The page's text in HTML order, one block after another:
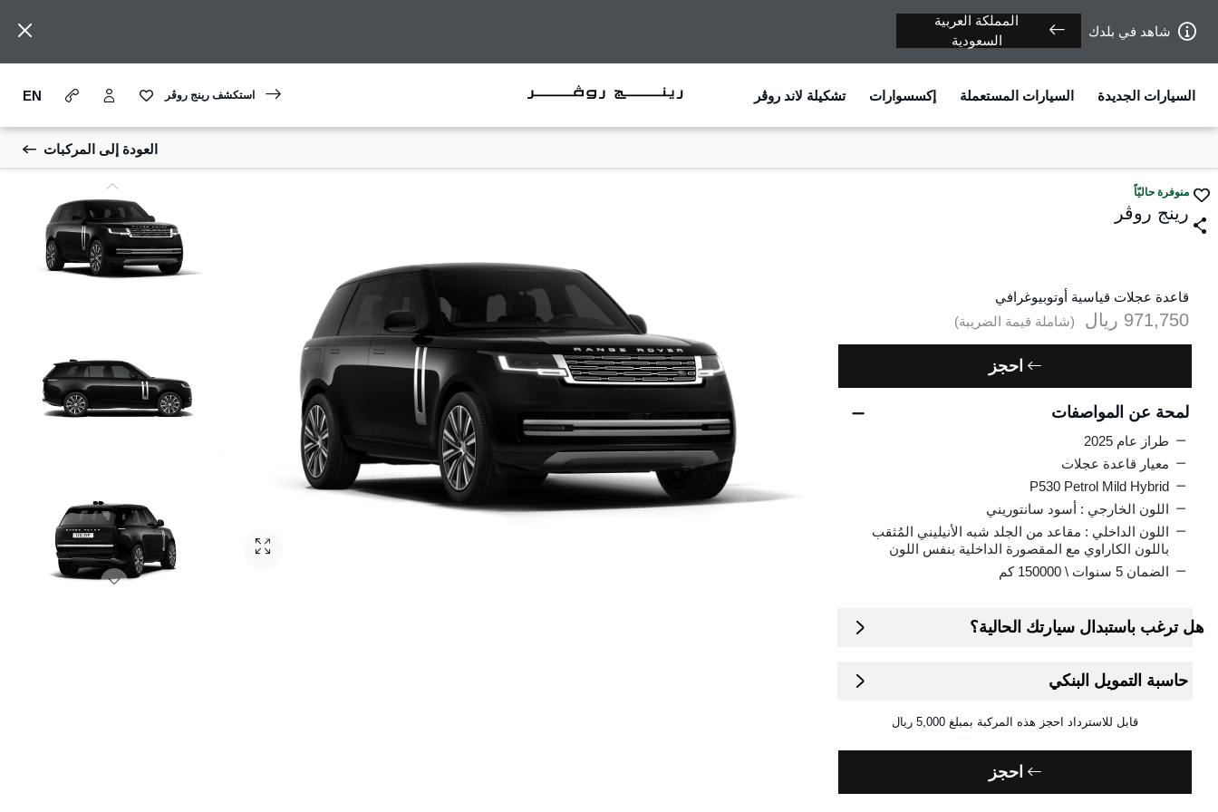
شاهد في بلدك
المملكة العربية
السعودية
السيارات الجديدة السيارات المستعملة إكسسوارات تشكيلة لاند روڤر استكشف رينج روڤر EN
العودة إلى المركبات
منوفرة حاليّاً
رينج روڤر
قاعدة عجلات قياسية أوتوبيوغرافي
971,750 ريال‎ (شاملة قيمة الضريبة)
احجز
لمحة عن المواصفات
طراز عام 2025
معيار قاعدة عجلات
P530 Petrol Mild Hybrid
اللون الخارجي : أسود سانتوريني
اللون الداخلي : مقاعد من الجلد شبه الأنيليني المُثقب
باللون الكاراوي مع المقصورة الداخلية بنفس اللون
الضمان 5 سنوات \ 150000 كم
هل ترغب باستبدال سيارتك الحالية؟
حاسبة التمويل البنكي
احجز هذه المركبة بمبلغ 5,000 قابل للاسترداد
احجز